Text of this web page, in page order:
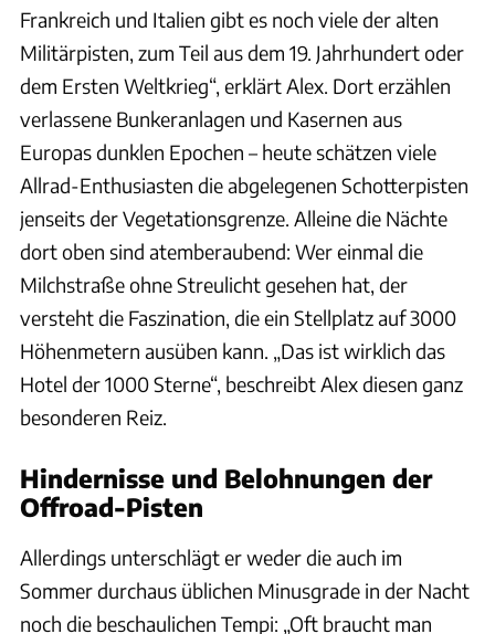
Frankreich und Italien gibt es noch viele der alten
Militärpisten, zum Teil aus dem 19. Jahrhundert oder
dem Ersten Weltkrieg“, erklärt Alex. Dort erzählen
verlassene Bunkeranlagen und Kasernen aus
Europas dunklen Epochen – heute schätzen viele
Allrad-Enthusiasten die abgelegenen Schotterpisten
jenseits der Vegetationsgrenze. Alleine die Nächte
dort oben sind atemberaubend: Wer einmal die
Milchstraße ohne Streulicht gesehen hat, der
versteht die Faszination, die ein Stellplatz auf 3000
Höhenmetern ausüben kann. „Das ist wirklich das
Hotel der 1000 Sterne“, beschreibt Alex diesen ganz
besonderen Reiz.
Hindernisse und Belohnungen der
Offroad-Pisten
Allerdings unterschlägt er weder die auch im
Sommer durchaus üblichen Minusgrade in der Nacht
noch die beschaulichen Tempi: „Oft braucht man